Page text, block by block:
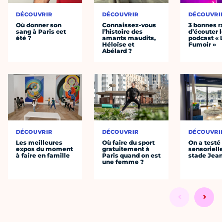
DÉCOUVRIR
Où donner son
sang à Paris cet
été ?
DÉCOUVRIR
Les meilleures
expos du moment
à faire en famille
DÉCOUVRIR
Connaissez-vous
l’histoire des
amants maudits,
Héloïse et
Abélard ?
DÉCOUVRIR
Où faire du sport
gratuitement à
Paris quand on est
une femme ?
3 bonnes
d’écouter
podcast «
Fumoir »
On a
stade